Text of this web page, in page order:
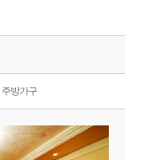
방가구